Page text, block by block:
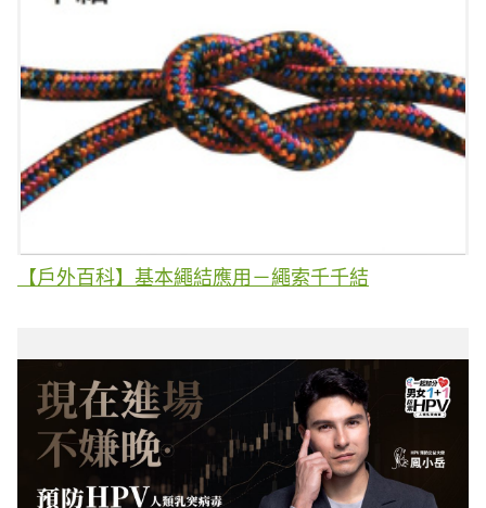
【戶外百科】基本繩結應用－繩索千千結